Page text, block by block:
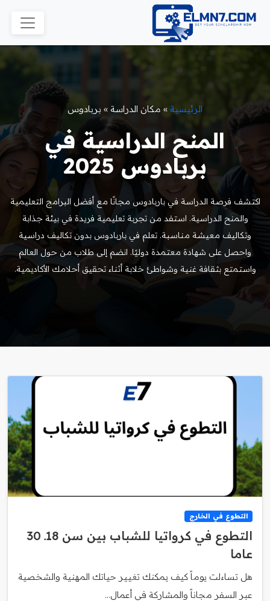
الرئيسية » مكان الدراسة » بربادوس
المنح الدراسية في
بربادوس 2025
اكتشف فرصة الدراسة في باربادوس مجانًا مع أفضل البرامج التعليمية
والمنح الدراسية. استفد من تجربة تعليمية فريدة في بيئة جذابة
وتكاليف معيشة مناسبة. تعلم في باربادوس بدون تكاليف دراسية
واحصل على شهادة معتمدة دوليًا. انضم إلى طلاب من حول العالم
واستمتع بثقافة غنية وشواطئ خلابة أثناء تحقيق أحلامك الأكاديمية.
التطوع في الخارج
التطوع في كرواتيا للشباب بين سن 18ـ 30
عاما
هل تساءلت يوماً كيف يمكنك تغيير حياتك المهنية والشخصية
عبر السفر مجاناً والمشاركة في أعمال...